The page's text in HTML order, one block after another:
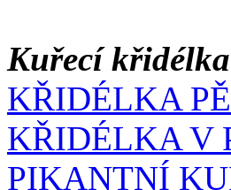
Kuřecí křidélka
KŘIDÉLKA
KŘIDÉLKA V
PIKANTNÍ